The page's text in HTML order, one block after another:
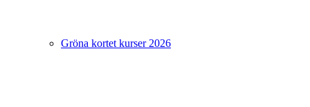
Gröna kortet kurser 2026